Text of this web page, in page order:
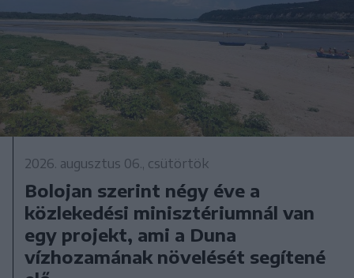
2026. augusztus 06., csütörtök
Bolojan szerint négy éve a
közlekedési minisztériumnál van
egy projekt, ami a Duna
vízhozamának növelését segítené